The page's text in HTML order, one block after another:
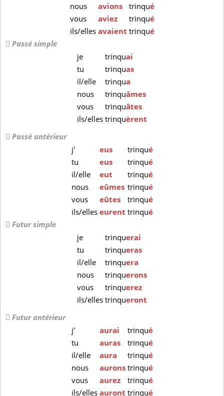
nous
avions trinqué
vous
aviez trinqué
ils/elles avaient trinqué
Passé simple
je
trinquai
tu
trinquas
il/elle
trinqua
nous
trinquâmes
vous
trinquâtes
ils/ellestrinquèrent
Passé antérieur
j'
eus trinqué
tu
eus trinqué
il/elle
eut trinqué
nous
eûmes trinqué
vous
eûtes trinqué
ils/elles eurent trinqué
Futur simple
je
trinquerai
tu
trinqueras
il/elle
trinquera
nous
trinquerons
vous
trinquerez
ils/ellestrinqueront
Futur antérieur
j'
aurai trinqué
tu
auras trinqué
il/elle
aura trinqué
nous
aurons trinqué
vous
aurez trinqué
ils/elles auront trinqué